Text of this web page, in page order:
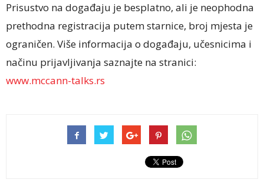
Prisustvo na događaju je besplatno, ali je neophodna
prethodna registracija putem starnice, broj mjesta je
ograničen. Više informacija o događaju, učesnicima i
načinu prijavljivanja saznajte na stranici:
www.mccann-talks.rs